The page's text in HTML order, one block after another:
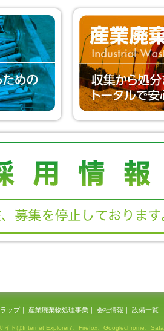
ップ｜ 産業廃棄物処理事業 ｜ 会社情報 ｜ 設備一覧 ｜
イトはInternet Explorer7、Firefox、Googlechrome、